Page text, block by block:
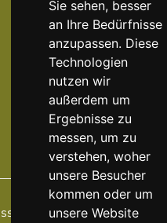
Sie sehen, besser
an Ihre Bedürfnisse
anzupassen. Diese
Technologien
nutzen wir
außerdem um
Ergebnisse zu
messen, um zu
verstehen, woher
unsere Besucher
kommen oder um
unsere Website
AGB
Datenschutz